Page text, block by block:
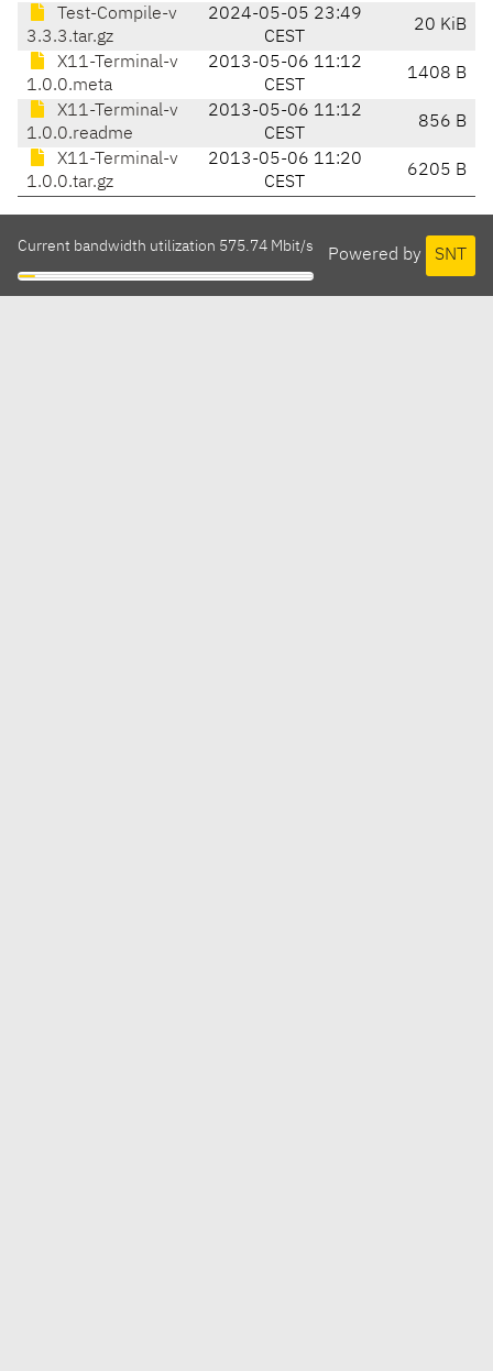
Test-Compile-v
3.3.3.tar.gz
2024-05-05 23:49
CEST
20 KiB
X11-Terminal-v
1.0.0.meta
2013-05-06 11:12
CEST
1408 B
X11-Terminal-v
1.0.0.readme
2013-05-06 11:12
CEST
856 B
X11-Terminal-v
1.0.0.tar.gz
2013-05-06 11:20
CEST
6205 B
Powered by SNT
Current bandwidth utilization 575.74 Mbit/s